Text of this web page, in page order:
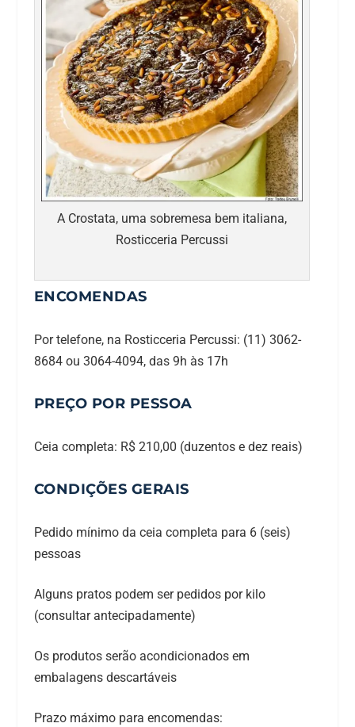
A Crostata, uma sobremesa bem italiana,
Rosticceria Percussi
ENCOMENDAS
Por telefone, na Rosticceria Percussi: (11) 3062-
8684 ou 3064-4094, das 9h às 17h
PREÇO POR PESSOA
Ceia completa: R$ 210,00 (duzentos e dez reais)
CONDIÇÕES GERAIS
Pedido mínimo da ceia completa para 6 (seis)
pessoas
Alguns pratos podem ser pedidos por kilo
(consultar antecipadamente)
Os produtos serão acondicionados em
embalagens descartáveis
Prazo máximo para encomendas: